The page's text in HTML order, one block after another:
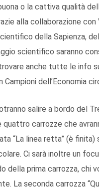
o la cattiva qualità
alla collaborazione
della Sapienza,
scientifico saranno
anche tutte le info
dell’Economia
salire a bordo del
carrozze che
“La linea retta” (è
Ci sarà inoltre un
della prima carrozza,
La seconda carrozza